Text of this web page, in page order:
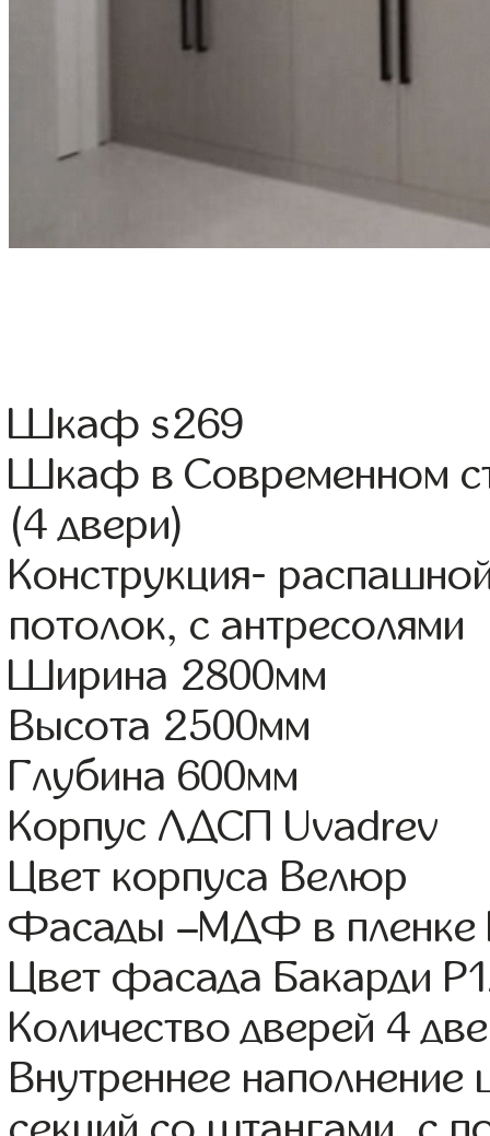
Шкаф s269
Шкаф в Современном
(4 двери)
Конструкция-
потолок, с антресолями
Ширина 2800мм
Высота 2500мм
Глубина 600мм
Корпус ЛДСП Uvadrev
Цвет корпуса Велюр
Фасады –МДФ в пленке
Цвет фасада Бакарди
Количество дверей 4
Внутреннее